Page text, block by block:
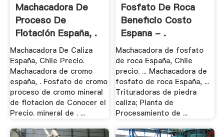
Machacadora De
Proceso De
Flotación España, .
Machacadora De Caliza
España, Chile Precio.
Machacadora de cromo
españa, . Fosfato de cromo
proceso de cromo mineral
de flotacion de Conocer el
Precio. mineral de . ...
Fosfato De Roca
Beneficio Costo
Espana - .
Machacadora de fosfato
de roca España, Chile
precio. ... Machacadora de
fosfato de roca España, ...
Trituradoras de piedra
caliza; Planta de
Procesamiento de ...